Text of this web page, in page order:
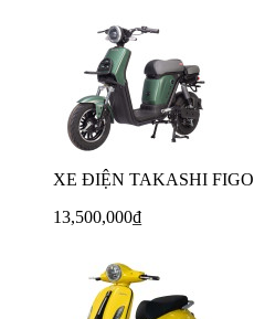
XE ĐIỆN TAKASHI FIGO
13,500,000₫